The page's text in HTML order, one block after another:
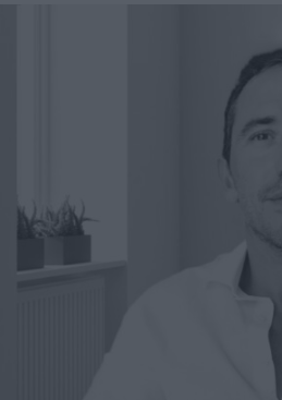
la plateforme qui démocratise